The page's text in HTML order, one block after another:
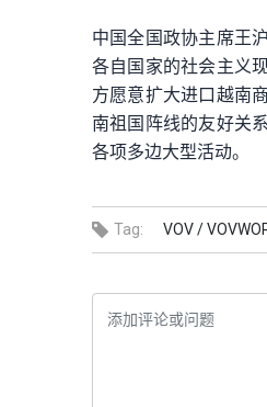
中国全国政协主席王
各自国家的社会主义
方愿意扩大进口越南
南祖国阵线的友好关
各项多边大型活动。
Tag: VOV /